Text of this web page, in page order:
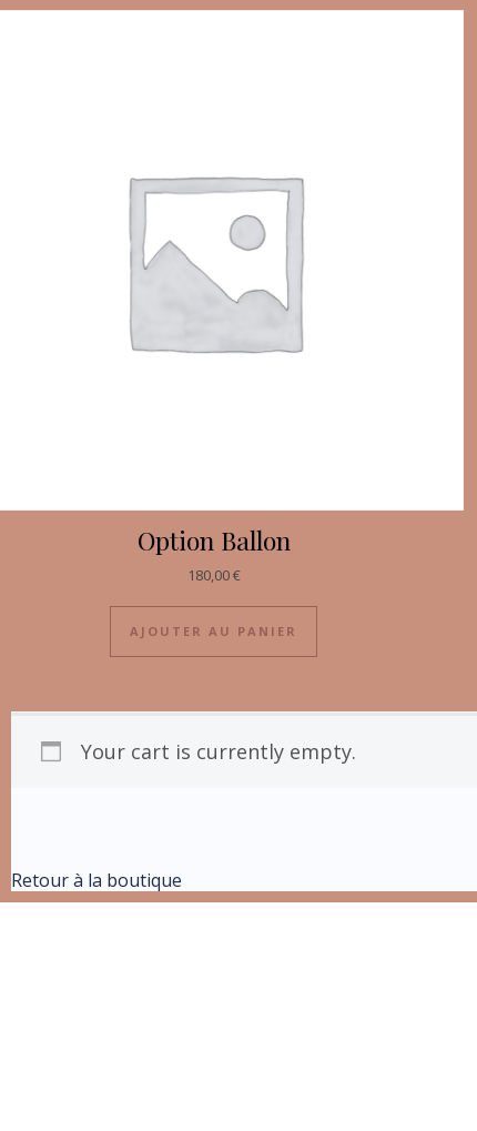
Option Ballon
180,00€
AJOUTER AU PANIER
Your cart is currently empty.
Retour à la boutique